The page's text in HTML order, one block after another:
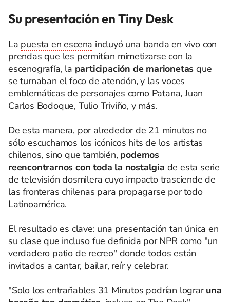
Su presentación en Tiny Desk
La puesta en escena incluyó una banda en vivo con
prendas que les permitían mimetizarse con la
escenografía, la participación de marionetasque
se turnaban el foco de atención, y las voces
emblemáticas de personajes como Patana, Juan
Carlos Bodoque, Tulio Triviño, y más.
De esta manera, por alrededor de 21 minutos no
sólo escuchamos los icónicos hits de los artistas
chilenos, sino que también, podemos
reencontrarnos con toda la nostalgia de esta serie
de televisión dosmilera cuyo impacto trasciende de
las fronteras chilenas para propagarse por todo
Latinoamérica.
El resultado es clave: una presentación tan única en
su clase que incluso fue definida por NPR como "un
verdadero patio de recreo" donde todos están
invitados a cantar, bailar, reír y celebrar.
"Solo los entrañables 31 Minutos podrían lograruna